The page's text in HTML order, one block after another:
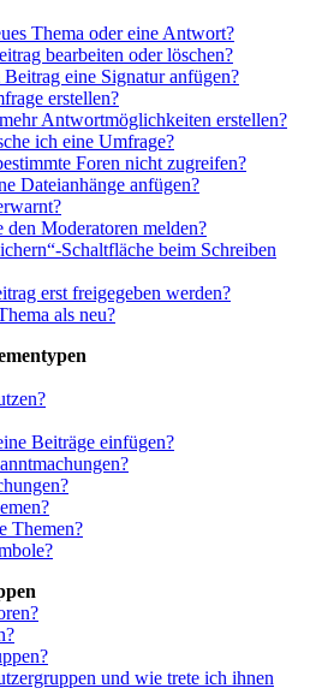
Thema oder eine Antwort?
bearbeiten oder löschen?
eine Signatur anfügen?
erstellen?
Antwortmöglichkeiten erstellen?
ich eine Umfrage?
Foren nicht zugreifen?
Dateianhänge anfügen?
Moderatoren melden?
Schaltfläche beim Schreiben
erst freigegeben werden?
als neu?
Beiträge einfügen?
Themen?
und wie trete ich ihnen